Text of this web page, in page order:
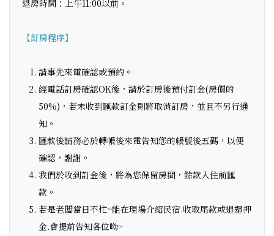
退房時間：上午11:00以前。
【訂房程序】
請事先來電確認或預約。
經電話訂房確認OK後，請於訂房後預付訂金(房價的
50%)，若未收到匯款訂金則將取消訂房，並且不另行通
知。
匯款後請務必於轉帳後來電告知您的帳號後五碼，以便
確認，謝謝。
我們於收到訂金後，將為您保留房間，餘款入住前匯
款。
若是老闆當日不忙~能在現場介紹民宿.收取尾款或退還押
金.會提前告知各位呦~